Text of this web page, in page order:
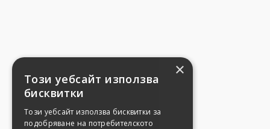
×
Този уебсайт използва
бисквитки
Този уебсайт използва бисквитки за
подобряване на потребителското